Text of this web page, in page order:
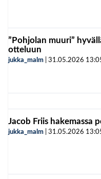
”Pohjolan muuri”
otteluun
jukka_malm 31.05.2026
Jacob Friis hakemassa
jukka_malm 31.05.2026